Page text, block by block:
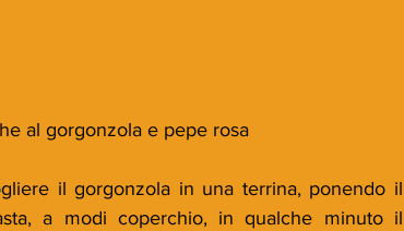
al gorgonzola e pepe rosa
il gorgonzola in una terrina, ponendo il
a modi coperchio, in qualche minuto il